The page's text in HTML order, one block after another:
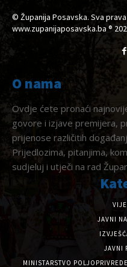
© Županija Posavska. Sva
www.zupanijaposavska.ba ®
O nama
Ovdje ćete pronaći
govore i izjave premijera,
prijenose različitih
Prijedlozima, pitanjima,
sudjeluj i utječi na rad
JAVNI
JAVNI
MINISTARSTVO